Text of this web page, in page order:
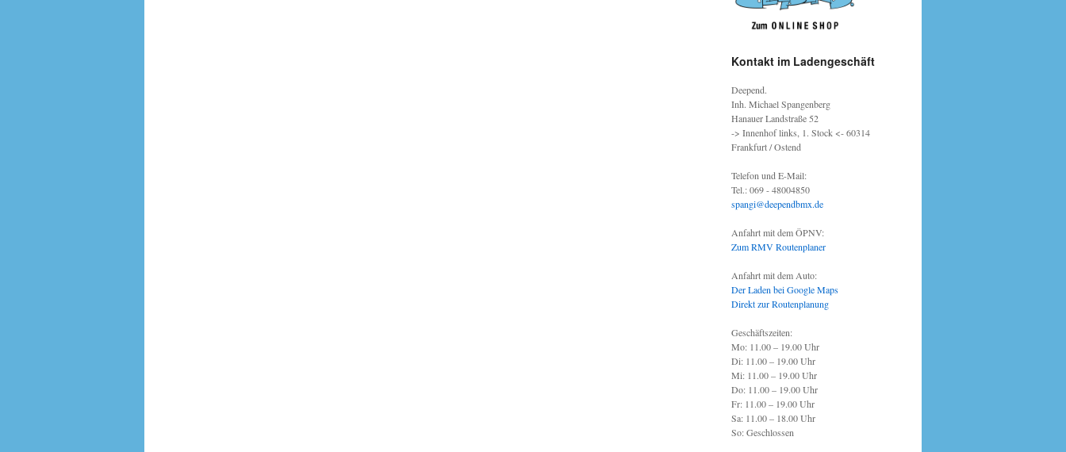
Kontakt im Ladengeschäft
Deepend.
Inh. Michael Spangenberg
Hanauer Landstraße 52
-> Innenhof links, 1. Stock <- 60314
Frankfurt / Ostend
Telefon und E-Mail:
Tel.: 069 - 48004850
spangi@deependbmx.de
Anfahrt mit dem ÖPNV:
Zum RMV Routenplaner
Anfahrt mit dem Auto:
Der Laden bei Google Maps
Direkt zur Routenplanung
Geschäftszeiten:
Mo: 11.00 – 19.00 Uhr
Di: 11.00 – 19.00 Uhr
Mi: 11.00 – 19.00 Uhr
Do: 11.00 – 19.00 Uhr
Fr: 11.00 – 19.00 Uhr
Sa: 11.00 – 18.00 Uhr
So: Geschlossen